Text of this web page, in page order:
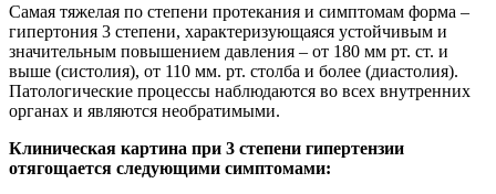
Самая тяжелая по степени протекания и симптомам форма –
гипертония 3 степени, характеризующаяся устойчивым и
значительным повышением давления – от 180 мм рт. ст. и
выше (систолия), от 110 мм. рт. столба и более (диастолия).
Патологические процессы наблюдаются во всех внутренних
органах и являются необратимыми.
Клиническая картина при 3 степени гипертензии
отягощается следующими симптомами: